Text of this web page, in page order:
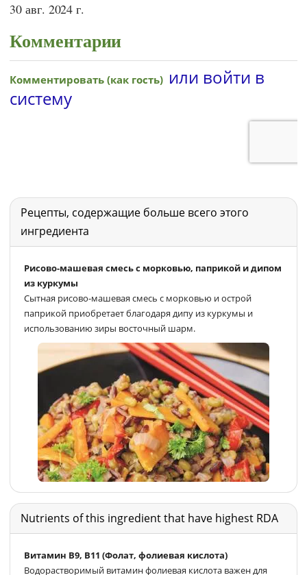
30 авг. 2024 г.
Комментарии
Рецепты, содержащие больше всего этого
ингредиента
Рисово-машевая смесь с морковью, паприкой и дипом
из куркумы
Сытная рисово-машевая смесь с морковью и острой
паприкой приобретает благодаря дипу из куркумы и
использованию зиры восточный шарм.
Nutrients of this ingredient that have highest RDA
Витамин В9, В11 (Фолат, фолиевая кислота)
Водорастворимый витамин фолиевая кислота важен для